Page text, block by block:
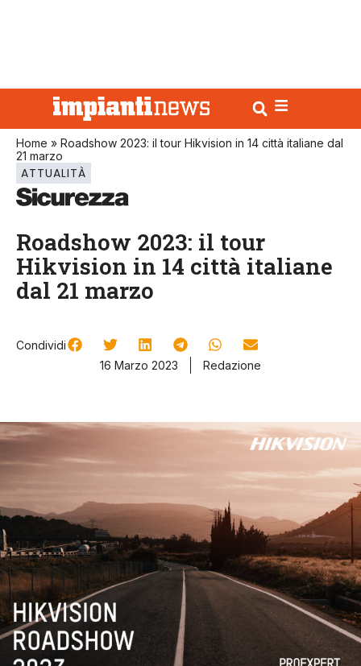
Home » Roadshow 2023: il tour Hikvision in 14 città italiane dal
21 marzo
ATTUALITÀ
Roadshow 2023: il tour
Hikvision in 14 città italiane
dal 21 marzo
Condividi
16 Marzo 2023
Redazione